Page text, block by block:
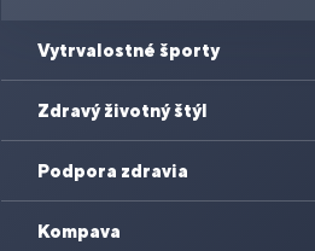
Vytrvalostné športy
Zdravý životný štýl
Podpora zdravia
Kompava